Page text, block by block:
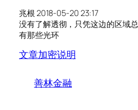
兆根 2018-05-20 23:17
没有了解透彻，只凭这边的区域
有那些光环
文章加密说明
善林金融